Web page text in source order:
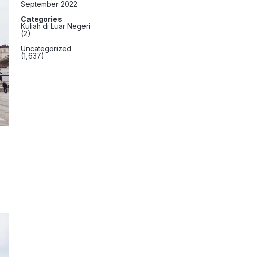
September 2022
Categories
Kuliah di Luar Negeri
(2)
Uncategorized
(1,637)